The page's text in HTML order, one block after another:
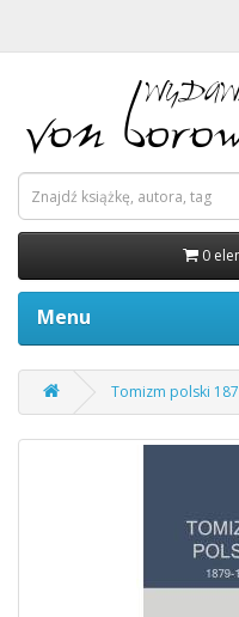
0
Menu
Tomizm polski